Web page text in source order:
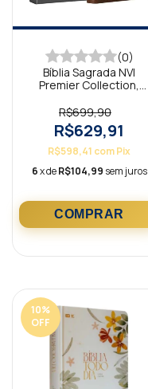
(0)
Bíblia Sagrada NVI
Premier Collection,
R$699,90
R$629,91
R$598,41 comPix
6x deR$104,99 sem juros
10%
OFF